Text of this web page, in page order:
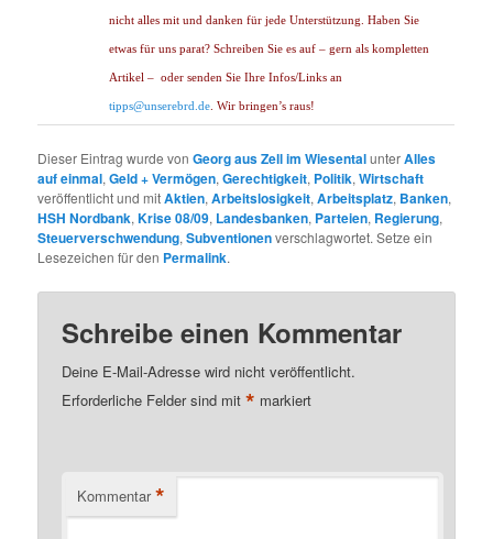
nicht alles mit und danken für jede Unterstützung. Haben Sie
etwas für uns parat? Schreiben Sie es auf – gern als kompletten
Artikel – oder senden Sie Ihre Infos/Links an
tipps@unserebrd.de.Wir bringen’s raus!
Dieser Eintrag wurde vonGeorg aus Zell im WiesentalunterAlles
auf einmal,Geld + Vermögen,Gerechtigkeit, Politik,Wirtschaft
veröffentlicht und mitAktien,Arbeitslosigkeit,Arbeitsplatz, Banken,
HSH Nordbank,Krise 08/09, Landesbanken, Parteien, Regierung,
Steuerverschwendung,Subventionenverschlagwortet. Setze ein
Lesezeichen für den Permalink.
Schreibe einen Kommentar
Deine E-Mail-Adresse wird nicht veröffentlicht.
Erforderliche Felder sind mit* markiert
Kommentar *